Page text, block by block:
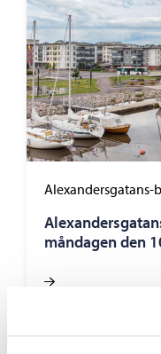
Alexandersgatans-
måndagen den